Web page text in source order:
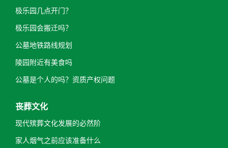
极乐园几点开门？
极乐园会搬迁吗？
公墓地铁路线规划
陵园附近有美食吗
公墓是个人的吗？资质产权问题
丧葬文化
现代殡葬文化发展的必然阶
家人烟气之前应该准备什么